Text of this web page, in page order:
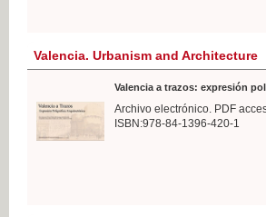
Valencia. Urbanism and Architecture
Valencia a trazos: expresión
Archivo electrónico. PDF
ISBN:978-84-1396-420-1